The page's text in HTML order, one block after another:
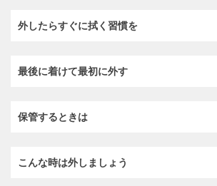
外したらすぐに拭く習慣を
最後に着けて最初に外す
保管するときは
こんな時は外しましょう